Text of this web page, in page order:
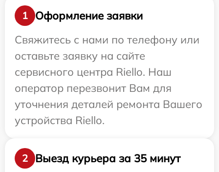
1
Оформление заявки
Свяжитесь с нами по телефону или
оставьте заявку на сайте
сервисного центра Riello. Наш
оператор перезвонит Вам для
уточнения деталей ремонта Вашего
устройства Riello.
2 Выезд курьера за 35 минут